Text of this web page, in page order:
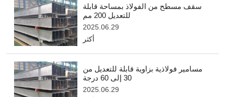
سقف مسطح من الفولاذ بمساحة قابلة
للتعديل 200 مم
2025.06.29
أكثر
مسامير فولاذية بزاوية قابلة للتعديل من
30 إلى 60 درجة
2025.06.29